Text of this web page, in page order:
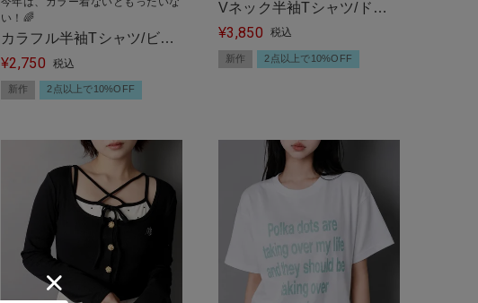
い！🌈
カラフル半袖Tシャツ/ビッ
グロゴ/全8色/#ストリート
女子
¥2,750 税込
新作 2点以上で10%OFF
Vネック半袖Tシャツ/ドッ
トロゴ/#ストリート女子
¥3,850 税込
新作 2点以上で10%OFF